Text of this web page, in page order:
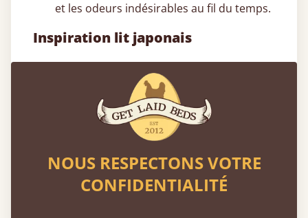
et les odeurs indésirables au fil du temps.
Inspiration lit japonais
– Un cadre de lit japonais
bas est idéal pour les lofts ou les combles,
aidant à maximiser la hauteur sous
plafond tout en conservant un aspect
Design de chambre minimaliste– Un lit
bois japonais se marie naturellement avec
NOUS RESPECTONS VOTRE
CONFIDENTIALITÉ